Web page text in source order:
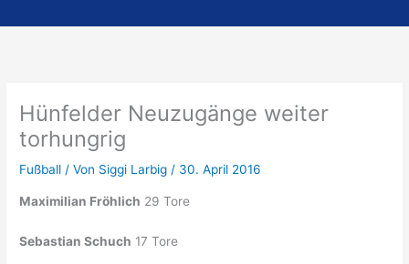
Hünfelder Neuzugänge weiter
torhungrig
Fußball / Von Siggi Larbig/ 30. April 2016
Maximilian Fröhlich 29 Tore
Sebastian Schuch 17 Tore